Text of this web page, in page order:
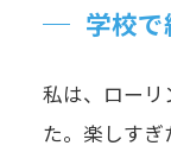
学校
私は、ローリ
た。楽しす